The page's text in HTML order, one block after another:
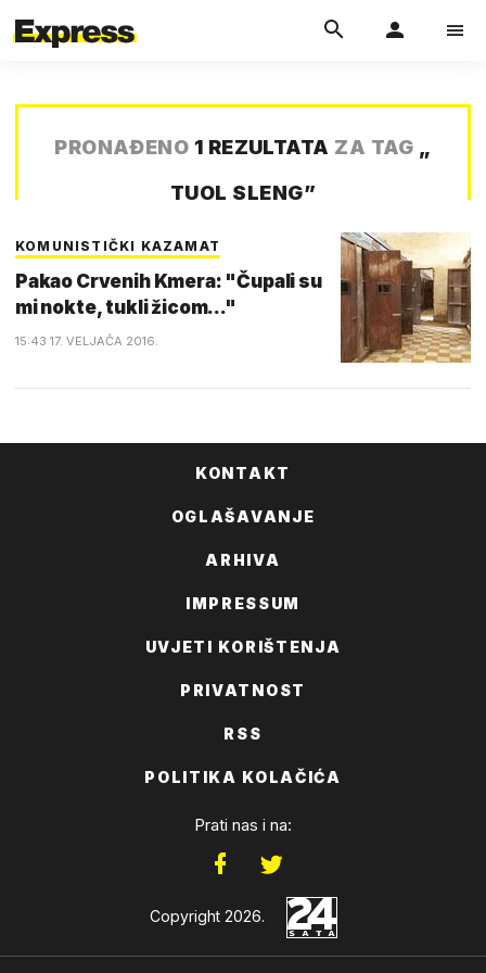
PRONAĐENO 1 REZULTATA ZA TAG „
TUOL SLENG”
KOMUNISTIČKI KAZAMAT
Pakao Crvenih Kmera: "Čupali su
mi nokte, tukli žicom..."
15:43 17. VELJAČA 2016.
KONTAKT
OGLAŠAVANJE
ARHIVA
IMPRESSUM
UVJETI KORIŠTENJA
PRIVATNOST
RSS
POLITIKA KOLAČIĆA
Prati nas i na:
Copyright 2026.